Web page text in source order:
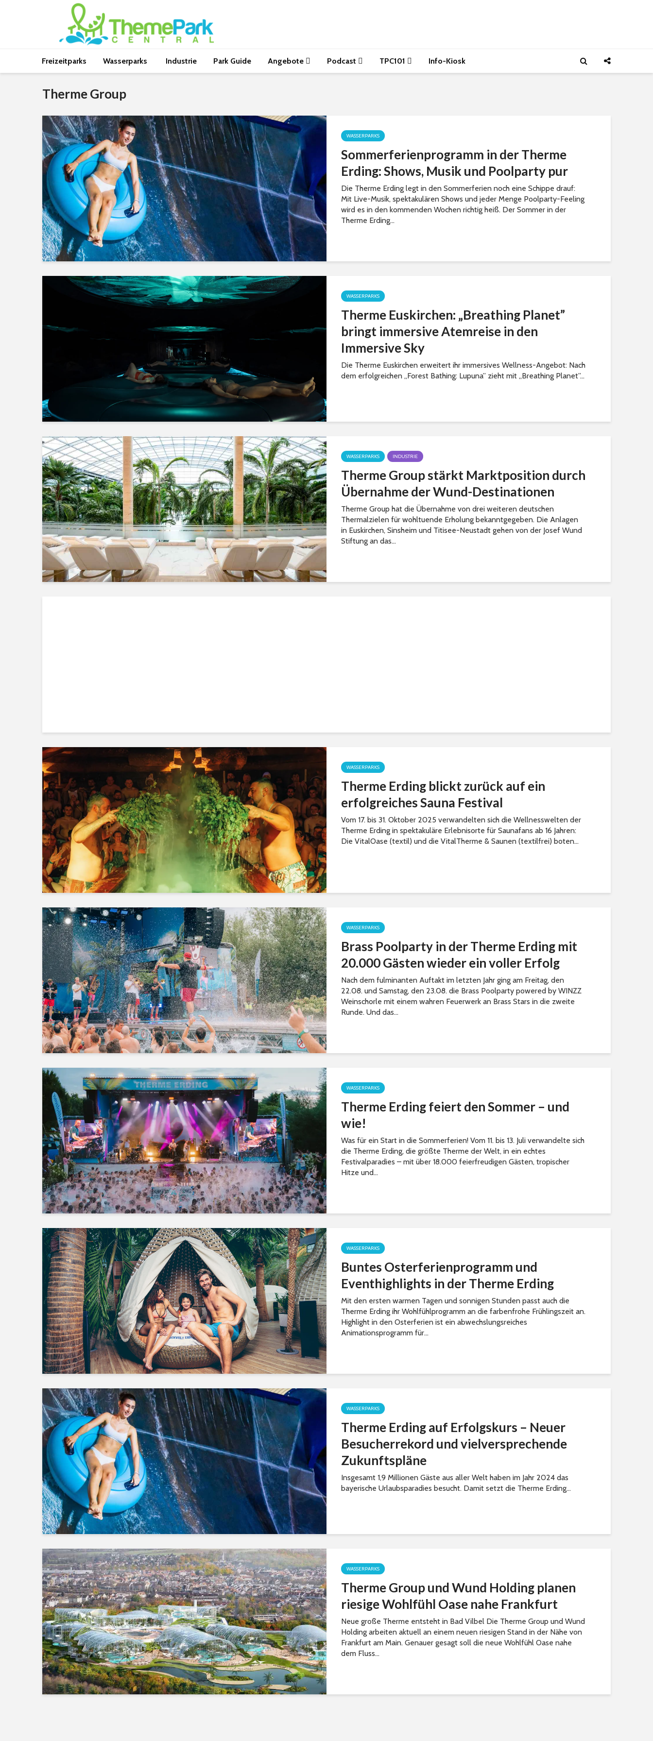
Freizeitparks Wasserparks Industrie Park Guide Angebote Podcast TPC101 Info-Kiosk
Therme Group
WASSERPARKS
Sommerferienprogramm in der Therme
Erding: Shows, Musik und Poolparty pur
Die Therme Erding legt in den Sommerferien noch eine Schippe drauf:
Mit Live-Musik, spektakulären Shows und jeder Menge Poolparty-Feeling
wird es in den kommenden Wochen richtig heiß. Der Sommer in der
Therme Erding...
WASSERPARKS
Therme Euskirchen: „Breathing Planet”
bringt immersive Atemreise in den
Immersive Sky
Die Therme Euskirchen erweitert ihr immersives Wellness-Angebot: Nach
dem erfolgreichen „Forest Bathing: Lupuna” zieht mit „Breathing Planet”...
WASSERPARKS INDUSTRIE
Therme Group stärkt Marktposition durch
Übernahme der Wund-Destinationen
Therme Group hat die Übernahme von drei weiteren deutschen
Thermalzielen für wohltuende Erholung bekanntgegeben. Die Anlagen
in Euskirchen, Sinsheim und Titisee-Neustadt gehen von der Josef Wund
Stiftung an das...
WASSERPARKS
Therme Erding blickt zurück auf ein
erfolgreiches Sauna Festival
Vom 17. bis 31. Oktober 2025 verwandelten sich die Wellnesswelten der
Therme Erding in spektakuläre Erlebnisorte für Saunafans ab 16 Jahren:
Die VitalOase (textil) und die VitalTherme & Saunen (textilfrei) boten...
WASSERPARKS
Brass Poolparty in der Therme Erding mit
20.000 Gästen wieder ein voller Erfolg
Nach dem fulminanten Auftakt im letzten Jahr ging am Freitag, den
22.08. und Samstag, den 23.08. die Brass Poolparty powered by WINZZ
Weinschorle mit einem wahren Feuerwerk an Brass Stars in die zweite
Runde. Und das...
WASSERPARKS
Therme Erding feiert den Sommer – und
wie!
Was für ein Start in die Sommerferien! Vom 11. bis 13. Juli verwandelte sich
die Therme Erding, die größte Therme der Welt, in ein echtes
Festivalparadies – mit über 18.000 feierfreudigen Gästen, tropischer
Hitze und...
WASSERPARKS
Buntes Osterferienprogramm und
Eventhighlights in der Therme Erding
Mit den ersten warmen Tagen und sonnigen Stunden passt auch die
Therme Erding ihr Wohlfühlprogramm an die farbenfrohe Frühlingszeit an.
Highlight in den Osterferien ist ein abwechslungsreiches
Animationsprogramm für...
WASSERPARKS
Therme Erding auf Erfolgskurs – Neuer
Besucherrekord und vielversprechende
Zukunftspläne
Insgesamt 1,9 Millionen Gäste aus aller Welt haben im Jahr 2024 das
bayerische Urlaubsparadies besucht. Damit setzt die Therme Erding...
WASSERPARKS
Therme Group und Wund Holding planen
riesige Wohlfühl Oase nahe Frankfurt
Neue große Therme entsteht in Bad Vilbel Die Therme Group und Wund
Holding arbeiten aktuell an einem neuen riesigen Stand in der Nähe von
Frankfurt am Main. Genauer gesagt soll die neue Wohlfühl Oase nahe
dem Fluss...